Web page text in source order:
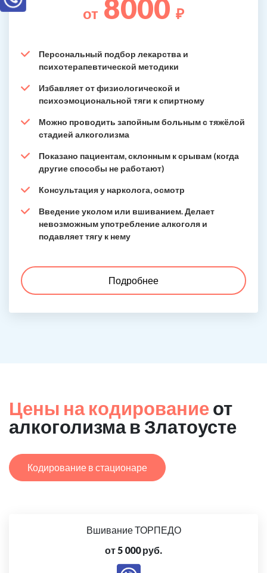
от 8000 ₽
Персональный подбор лекарства и
психотерапевтической методики
Избавляет от физиологической и
психоэмоциональной тяги к спиртному
Можно проводить запойным больным с тяжёлой
стадией алкоголизма
Показано пациентам, склонным к срывам (когда
другие способы не работают)
Консультация у нарколога, осмотр
Введение уколом или вшиванием. Делает
невозможным употребление алкоголя и
подавляет тягу к нему
Подробнее
Цены на кодирование от
алкоголизма в Златоусте
Кодирование в стационаре
Вшивание ТОРПЕДО
от 5 000 руб.